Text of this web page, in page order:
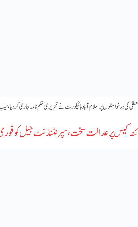
کیس پر عدالت سخت، سپرنٹنڈنٹ جیل کو